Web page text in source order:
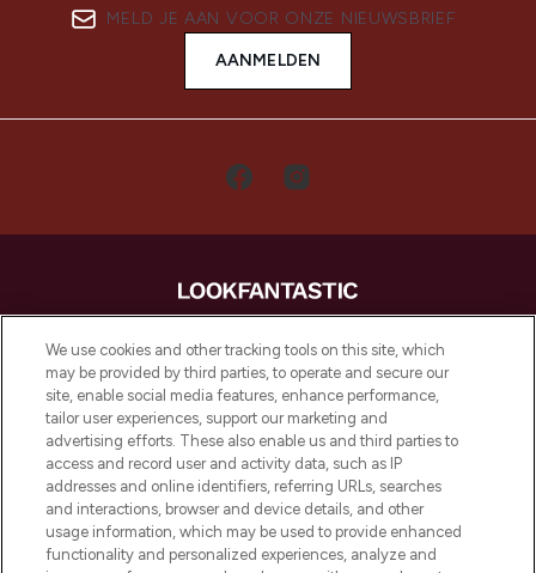
MELD JE AAN VOOR ONZE NIEUWSBRIEF
AANMELDEN
LOOKFANTASTIC is de ultieme online
beautybestemming van Europa, met de
beste huidverzorging, haarproducten en
make-up van meer dan 200 topmerken.
Shop online of via de app, met gratis
verzending vanaf €40.
Cookie-toestemming
Do Not Sell or Share My Personal
We use cookies and other tracking tools on this site, which
may be provided by third parties, to operate and secure our
site, enable social media features, enhance performance,
tailor user experiences, support our marketing and
advertising efforts. These also enable us and third parties to
access and record user and activity data, such as IP
addresses and online identifiers, referring URLs, searches
and interactions, browser and device details, and other
usage information, which may be used to provide enhanced
functionality and personalized experiences, analyze and